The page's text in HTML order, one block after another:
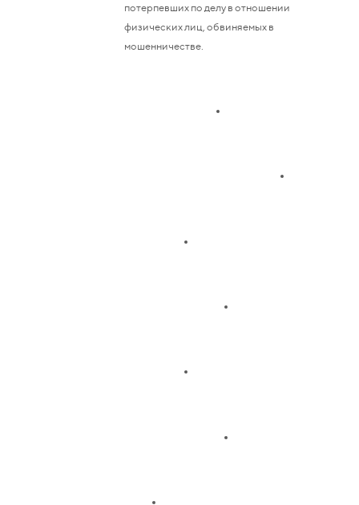
потерпевших по делу в отношении
физических лиц, обвиняемых в
мошенничестве.